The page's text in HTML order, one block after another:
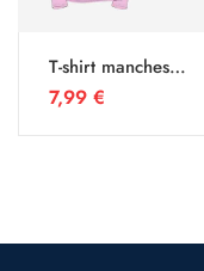
T-shirt manches
longues LOL surprise
7,99 €